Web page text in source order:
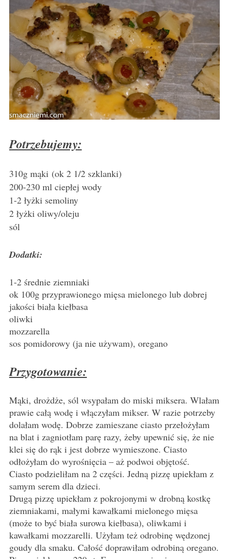
Potrzebujemy:
310g mąki (ok 2 1/2 szklanki)
200-230 ml ciepłej wody
1-2 łyżki semoliny
2 łyżki oliwy/oleju
sól
Dodatki:
1-2 średnie ziemniaki
ok 100g przyprawionego mięsa mielonego lub dobrej
jakości biała kiełbasa
oliwki
mozzarella
sos pomidorowy (ja nie używam), oregano
Przygotowanie:
Mąki, drożdże, sól wsypałam do miski miksera. Wlałam
prawie całą wodę i włączyłam mikser. W razie potrzeby
dolałam wodę. Dobrze zamieszane ciasto przełożyłam
na blat i zagniotłam parę razy, żeby upewnić się, że nie
klei się do rąk i jest dobrze wymieszone. Ciasto
odłożyłam do wyrośnięcia – aż podwoi objętość.
Ciasto podzieliłam na 2 części. Jedną pizzę upiekłam z
samym serem dla dzieci.
Drugą pizzę upiekłam z pokrojonymi w drobną kostkę
ziemniakami, małymi kawałkami mielonego mięsa
(może to być biała surowa kiełbasa), oliwkami i
kawałkami mozzarelli. Użyłam też odrobinę wędzonej
goudy dla smaku. Całość doprawiłam odrobiną oregano.